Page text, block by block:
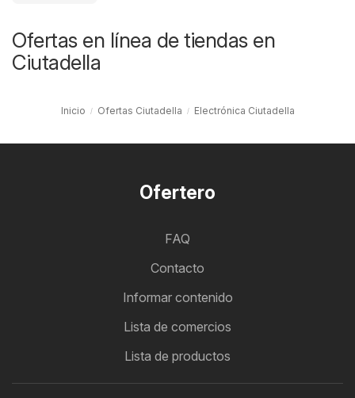
Ofertas en línea de tiendas en
Ciutadella
Inicio Ofertas Ciutadella Electrónica Ciutadella
Ofertero
FAQ
Contacto
Informar contenido
Lista de comercios
Lista de productos